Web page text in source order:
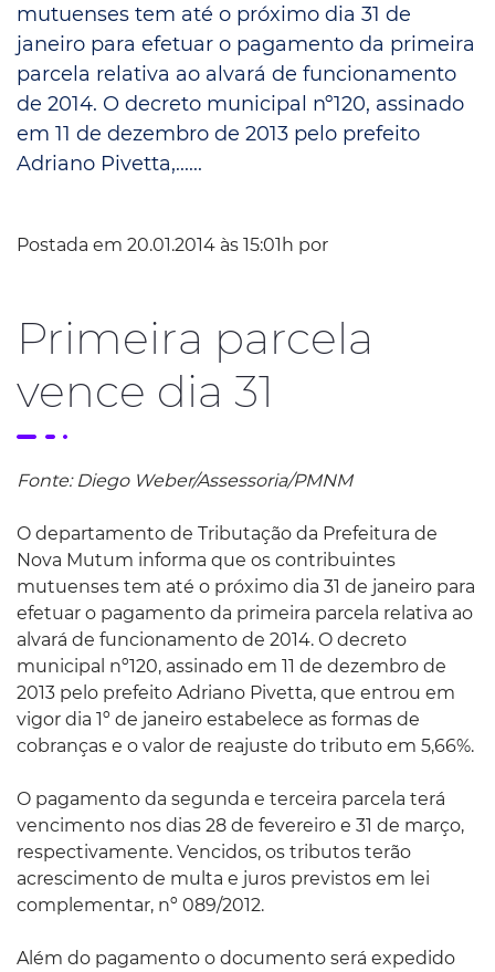
mutuenses tem até o próximo dia 31 de
janeiro para efetuar o pagamento da primeira
parcela relativa ao alvará de funcionamento
de 2014. O decreto municipal nº120, assinado
em 11 de dezembro de 2013 pelo prefeito
Adriano Pivetta,......
Postada em 20.01.2014 às 15:01h por
Primeira parcela
vence dia 31
Fonte: Diego Weber/Assessoria/PMNM
O departamento de Tributação da Prefeitura de
Nova Mutum informa que os contribuintes
mutuenses tem até o próximo dia 31 de janeiro para
efetuar o pagamento da primeira parcela relativa ao
alvará de funcionamento de 2014. O decreto
municipal nº120, assinado em 11 de dezembro de
2013 pelo prefeito Adriano Pivetta, que entrou em
vigor dia 1º de janeiro estabelece as formas de
cobranças e o valor de reajuste do tributo em 5,66%.
O pagamento da segunda e terceira parcela terá
vencimento nos dias 28 de fevereiro e 31 de março,
respectivamente. Vencidos, os tributos terão
acrescimento de multa e juros previstos em lei
complementar, nº 089/2012.
Além do pagamento o documento será expedido